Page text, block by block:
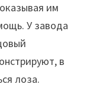
им
У завода
в
лоза.